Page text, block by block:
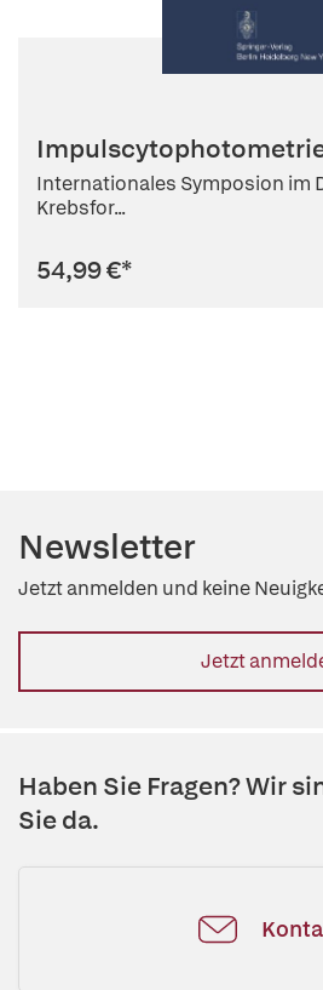
Internationales Symposion im
Krebsfor...
54,99 €*
Newsletter
Jetzt anmelden und keine
Jetzt
Haben Sie Fragen? Wir
Sie da.